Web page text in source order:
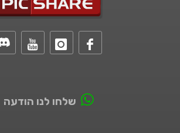
שלחו לנו הודעה